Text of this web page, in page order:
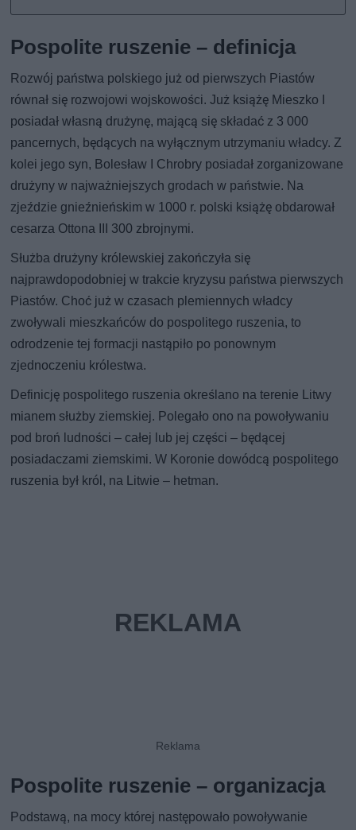
Pospolite ruszenie – definicja
Rozwój państwa polskiego już od pierwszych Piastów
równał się rozwojowi wojskowości. Już książę Mieszko I
posiadał własną drużynę, mającą się składać z 3 000
pancernych, będących na wyłącznym utrzymaniu władcy. Z
kolei jego syn, Bolesław I Chrobry posiadał zorganizowane
drużyny w najważniejszych grodach w państwie. Na
zjeździe gnieźnieńskim w 1000 r. polski książę obdarował
cesarza Ottona III 300 zbrojnymi.
Służba drużyny królewskiej zakończyła się
najprawdopodobniej w trakcie kryzysu państwa pierwszych
Piastów. Choć już w czasach plemiennych władcy
zwoływali mieszkańców do pospolitego ruszenia, to
odrodzenie tej formacji nastąpiło po ponownym
zjednoczeniu królestwa.
Definicję pospolitego ruszenia określano na terenie Litwy
mianem służby ziemskiej. Polegało ono na powoływaniu
pod broń ludności – całej lub jej części – będącej
posiadaczami ziemskimi. W Koronie dowódcą pospolitego
ruszenia był król, na Litwie – hetman.
Pospolite ruszenie – organizacja
Podstawą, na mocy której następowało powoływanie